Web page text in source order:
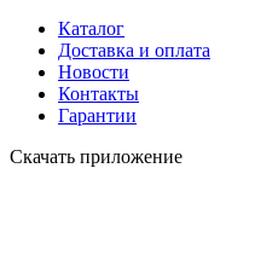
Каталог
Доставка и оплата
Новости
Контакты
Гарантии
Скачать приложение